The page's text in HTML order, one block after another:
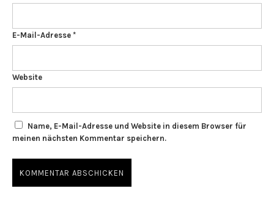
E-Mail-Adresse *
Website
Name, E-Mail-Adresse und Website in diesem Browser für
meinen nächsten Kommentar speichern.